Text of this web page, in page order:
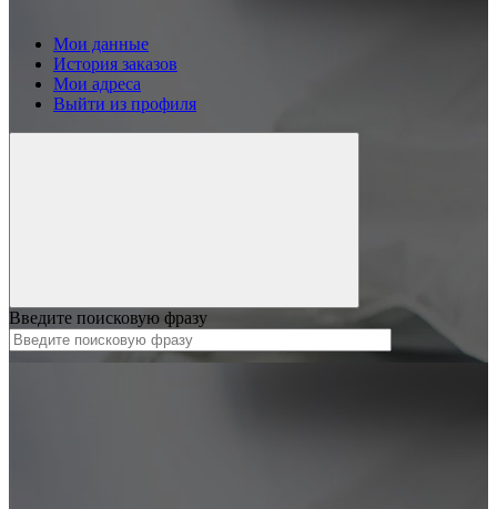
Мои данные
История заказов
Мои адреса
Выйти из профиля
Введите поисковую фразу